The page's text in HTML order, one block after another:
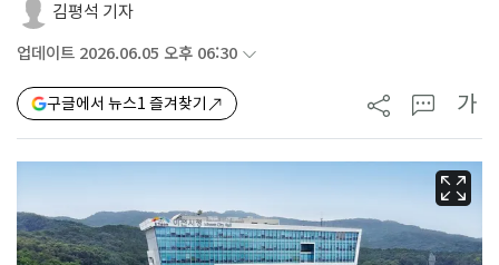
김평석 기자
업데이트 2026.06.05 오후 06:30
구글에서 뉴스1 즐겨찾기 가